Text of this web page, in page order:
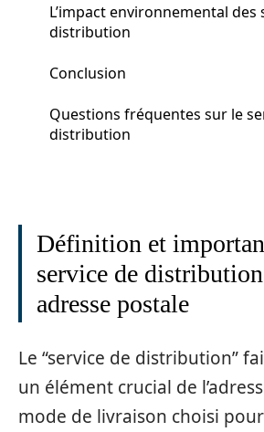
L’impact environnemental des
distribution
Conclusion
Questions fréquentes sur le
distribution
Définition et
service de
adresse postale
Le “service de distribution”
un élément crucial de
mode de livraison choisi